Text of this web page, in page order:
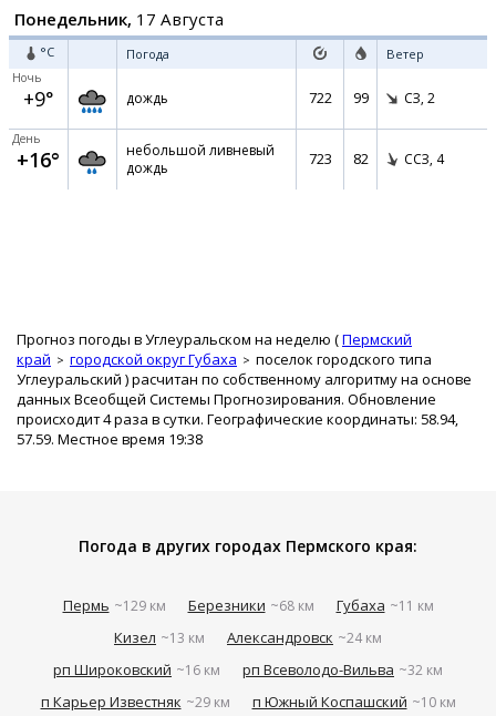
Понедельник, 17 Августа
°C Погода Ветер
Ночь
+9° дождь 722 99 СЗ, 2
День
+16°
небольшой ливневый
дождь
723 82 ССЗ, 4
Прогноз погоды в Углеуральском на неделю (Пермский
край
городской округ Губаха
поселок городского типа
Углеуральский ) расчитан по собственному алгоритму на основе
данных Всеобщей Системы Прогнозирования. Обновление
происходит 4 раза в сутки. Географические координаты: 58.94,
57.59. Местное время 19:38
Погода в других городах Пермского края:
Пермь ~129 км Березники ~68 км Губаха ~11 км
Кизел ~13 км Александровск ~24 км
рп Широковский ~16 км рп Всеволодо-Вильва ~32 км
п Карьер Известняк ~29 км п Южный Коспашский ~10 км